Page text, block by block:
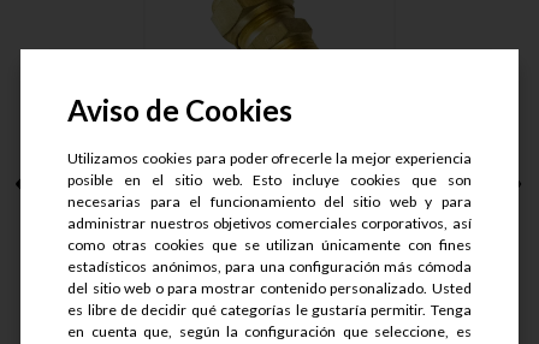
CONECTOR MACHO
ARMAD LT. T....
S/.50.9
S/.40.72
Aviso de Cookies
Utilizamos cookies para poder ofrecerle la mejor experiencia
posible en el sitio web. Esto incluye cookies que son
necesarias para el funcionamiento del sitio web y para
administrar nuestros objetivos comerciales corporativos, así
como otras cookies que se utilizan únicamente con fines
estadísticos anónimos, para una configuración más cómoda
del sitio web o para mostrar contenido personalizado. Usted
es libre de decidir qué categorías le gustaría permitir. Tenga
en cuenta que, según la configuración que seleccione, es